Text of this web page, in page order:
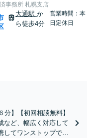
事務所 札幌支店
大通駅 か
ら徒歩4分
営業時間：本
日定休日
分】【初回相談無料】
など、幅広く対応して
してワンストップでの